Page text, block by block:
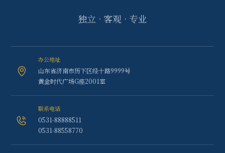
独立 · 客观 · 专业
办公地址
山东省济南市历下区经十路9999号
黄金时代广场G座2001室
联系电话
0531-88888511
0531-88558770